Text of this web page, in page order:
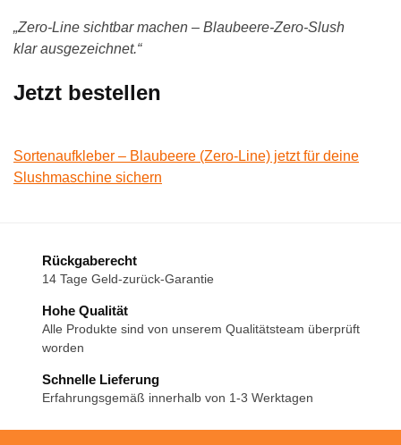
„Zero-Line sichtbar machen – Blaubeere-Zero-Slush
klar ausgezeichnet.“
Jetzt bestellen
Sortenaufkleber – Blaubeere (Zero-Line) jetzt für deine
Slushmaschine sichern
Rückgaberecht
14 Tage Geld-zurück-Garantie
Hohe Qualität
Alle Produkte sind von unserem Qualitätsteam überprüft
worden
Schnelle Lieferung
Erfahrungsgemäß innerhalb von 1-3 Werktagen